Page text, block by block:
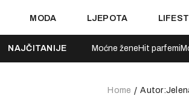
MODA LJEPOTA
NAJČITANIJE Moćne žene Hit parfemi
Home